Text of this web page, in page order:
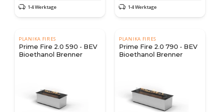
1-4 Werktage 1-4 Werktage
PLANIKA FIRES
Prime Fire 2.0 590 - BEV
Bioethanol Brenner
PLANIKA FIRES
Prime Fire 2.0 790 - BEV
Bioethanol Brenner